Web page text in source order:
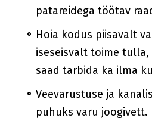
patareidega töötav
Hoia kodus piisavalt
iseseisvalt toime
saad tarbida ka ilma
Veevarustuse ja
puhuks varu joogivett.